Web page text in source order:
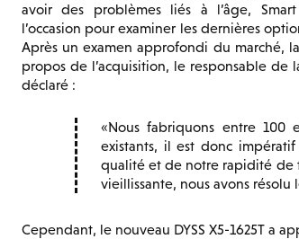
avoir des problèmes liés à l’âge,
l’occasion pour examiner les dernières
Après un examen approfondi du marché,
propos de l’acquisition, le responsable de
déclaré :
Nous fabriquons entre 100
existants, il est donc
qualité et de notre rapidité de
vieillissante, nous avons
Cependant, le nouveau DYSS X5-1625T a